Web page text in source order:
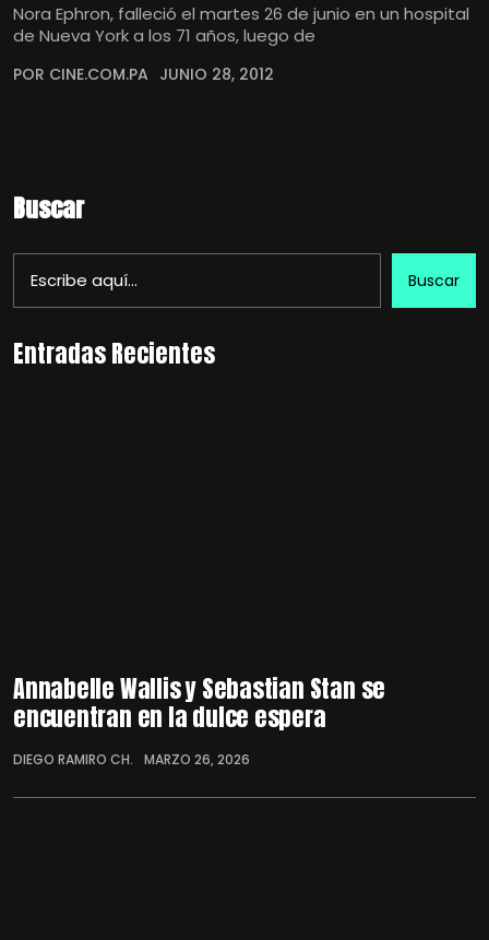
Nora Ephron, falleció el martes 26 de junio en un hospital
de Nueva York a los 71 años, luego de
POR CINE.COM.PA JUNIO 28, 2012
Buscar
Buscar
Entradas Recientes
Annabelle Wallis y Sebastian Stan se
encuentran en la dulce espera
DIEGO RAMIRO CH. MARZO 26, 2026